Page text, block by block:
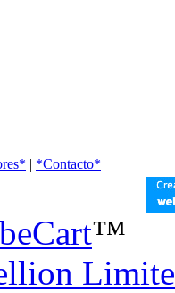
| *Contacto*
™